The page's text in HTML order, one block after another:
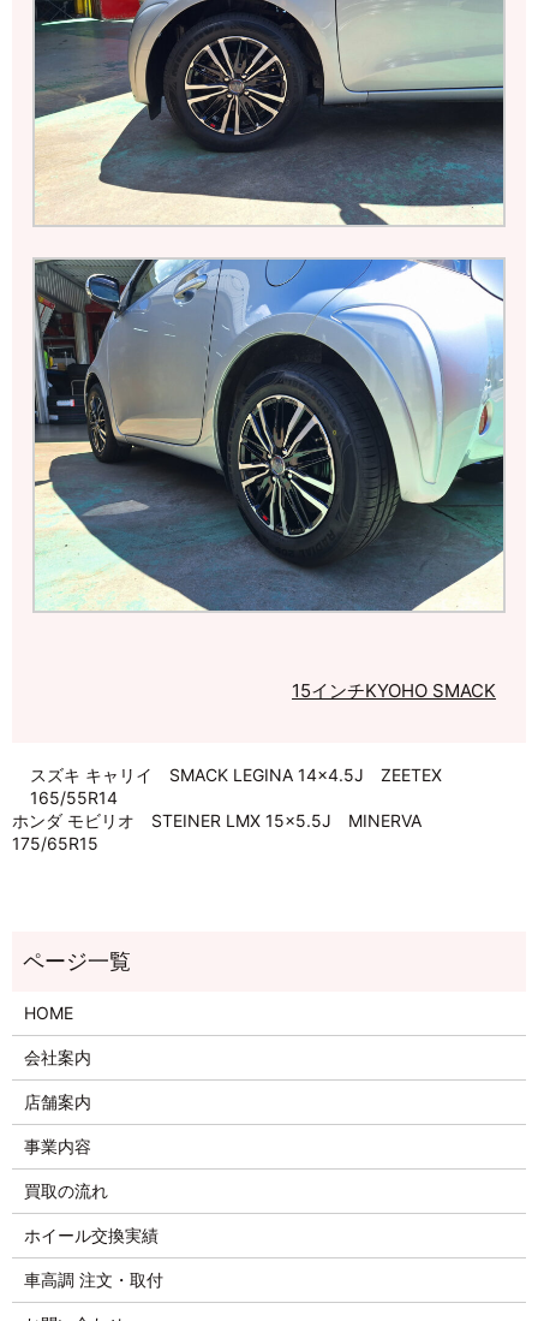
15インチKYOHO SMACK
スズキ キャリイ SMACK LEGINA 14×4.5J ZEETEX
165/55R14
ホンダ モビリオ STEINER LMX 15×5.5J MINERVA
175/65R15
HOME
会社案内
店舗案内
事業内容
買取の流れ
ホイール交換実績
車高調 注文・取付